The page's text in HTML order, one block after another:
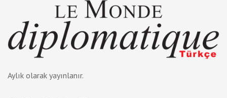
Aylık olarak yayınlanır.